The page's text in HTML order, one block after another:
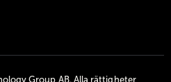
Group AB. Alla rättigheter